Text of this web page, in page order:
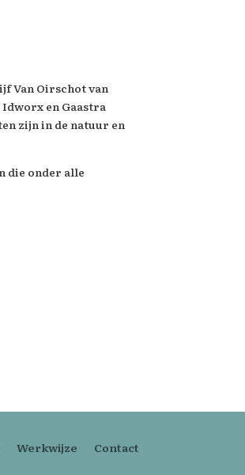
Van Oirschot van
en Gaastra
zijn in de natuur en
die onder alle
Werkwijze
Contact